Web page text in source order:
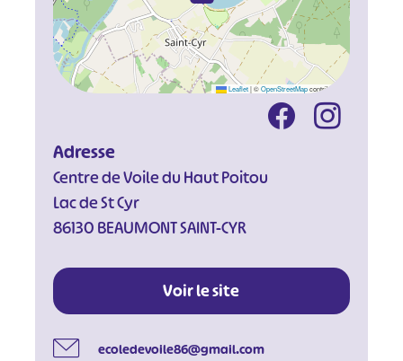
Leaflet |©OpenStreetMapcontributors
Adresse
Centre de Voile du Haut Poitou
Lac de St Cyr
86130 BEAUMONT SAINT-CYR
Voir le site
ecoledevoile86@gmail.com